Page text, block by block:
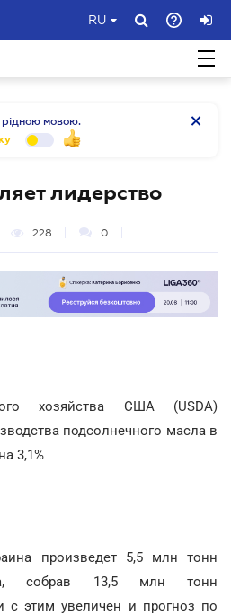
RU
рідною мовою.
лидерство
228 0
хозяйства США (USDA)
подсолнечного масла в
3,1%
произведет 5,5 млн тонн
собрав 13,5 млн тонн
с этим увеличен и прогноз по